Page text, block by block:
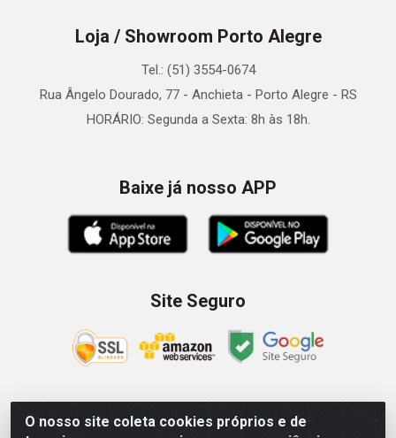
O nosso site coleta cookies próprios e de
Loja / Showroom Porto Alegre
Tel.: (51) 3554-0674
Rua Ângelo Dourado, 77 - Anchieta - Porto Alegre - RS
HORÁRIO: Segunda a Sexta: 8h às 18h.
Baixe já nosso APP
Site Seguro
Zein Importação e Comércio LTDA - Av. Senador Queiróz, 274